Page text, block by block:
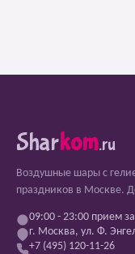
Sharkom.ru
Воздушные шары с
праздников в Москве.
09:00 - 23:00 прием
г. Москва, ул. Ф.
+7 (495) 120-11-26